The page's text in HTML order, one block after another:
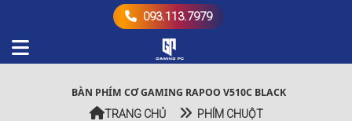
093.113.7979
BÀN PHÍM CƠ GAMING RAPOO V510C BLACK
TRANG CHỦ PHÍM CHUỘT